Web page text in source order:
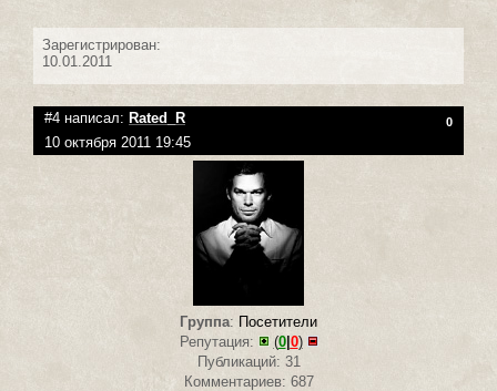
Зарегистрирован:
10.01.2011
#4 написал: Rated_R 0
10 октября 2011 19:45
Группа: Посетители
Репутация:
(0| 0)
Публикаций: 31
Комментариев: 687